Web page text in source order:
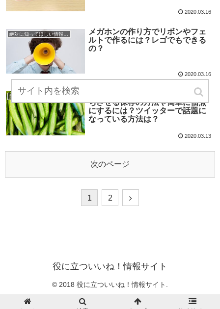
2020.03.16
メガホンの作り方でリボンやフェ
ルトで作るには？レゴでもできる
の？
2020.03.16
気になる賞味期限・消費期限
きゅうりを大量消費するのに日持
ちさせる保存の方法や簡単に佃煮
にするには？ツイッターで話題に
なっている方法は？
2020.03.13
次のページ
1 2
役に立ついいね！情報サイト
© 2018 役に立ついいね！情報サイト.